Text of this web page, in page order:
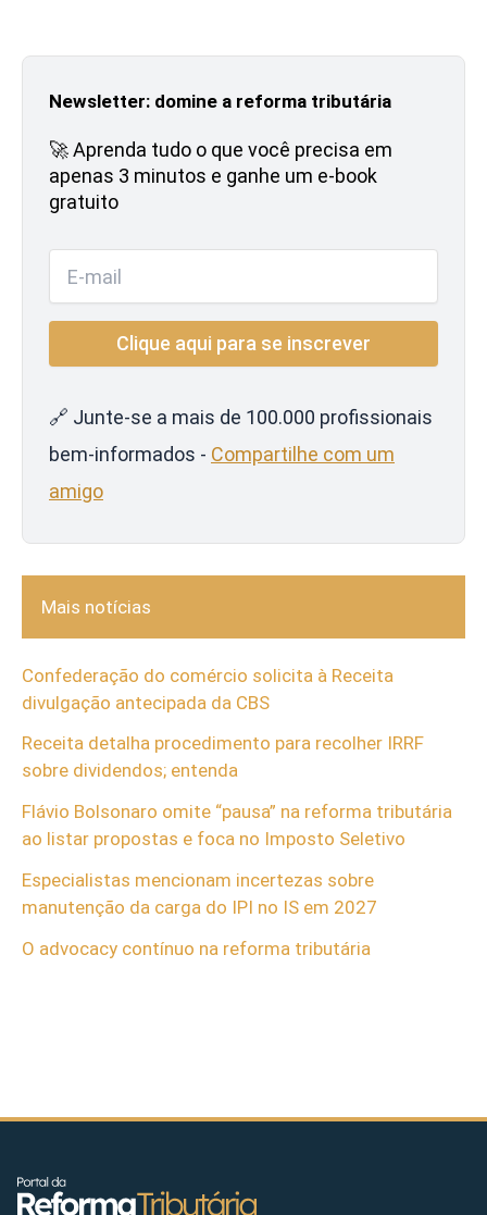
Newsletter: domine a reforma tributária
🚀 Aprenda tudo o que você precisa em
apenas 3 minutos e ganhe um e-book
gratuito
🔗 Junte-se a mais de 100.000 profissionais
bem-informados - Compartilhe com um
amigo
Mais notícias
Confederação do comércio solicita à Receita
divulgação antecipada da CBS
Receita detalha procedimento para recolher IRRF
sobre dividendos; entenda
Flávio Bolsonaro omite “pausa” na reforma tributária
ao listar propostas e foca no Imposto Seletivo
Especialistas mencionam incertezas sobre
manutenção da carga do IPI no IS em 2027
O advocacy contínuo na reforma tributária